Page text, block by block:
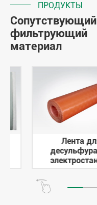
ПРОДУКТЫ
Сопутствующий
фильтрующий
материал
Лента для
десульфурации
электростанции